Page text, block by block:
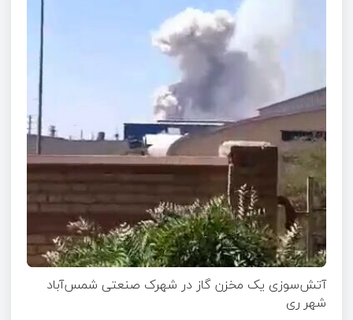
آتش‌سوزی یک مخزن گاز در شهرک صنعتی شمس‌آباد
شهر ری